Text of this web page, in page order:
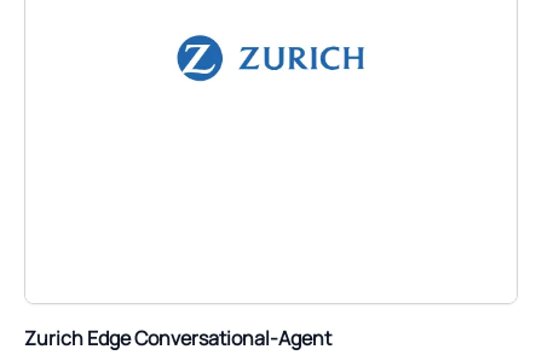
Zurich Edge Conversational-Agent